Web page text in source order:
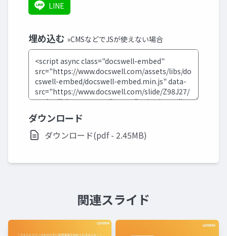
LINE
埋め込む »CMSなどでJSが使えない場合
ダウンロード
ダウンロード(pdf - 2.45MB)
関連スライド